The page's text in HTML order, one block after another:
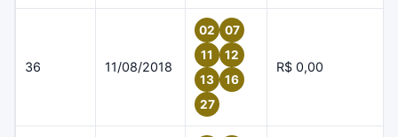
36 11/08/2018
02
07
11
12
13
16
27
R$ 0,00